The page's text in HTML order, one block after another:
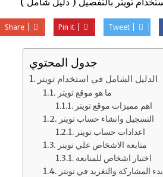
Tweet
Pin it
Share
جدول المحتوي
الدليل الشامل في استخدام تويتر
ما هو موقع تويتر
اهم مميزات موقع تويتر
التسجيل وانشاء حساب تويتر
اعدادات حساب تويتر
متابعة الاشخاص علي تويتر
اختيار اشخاص للمتابعة
بدء المشاركة والتغريد في تويتر